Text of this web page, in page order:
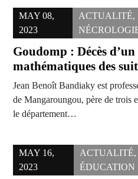
MAY 08,
2023
ACTUALITÉ,
Goudomp : Décès
mathématiques des
Jean Benoît Bandiaky est
de Mangaroungou, père de trois
le département…
MAY 16,
2023
ACTUALITÉ,
ÉDUCATION